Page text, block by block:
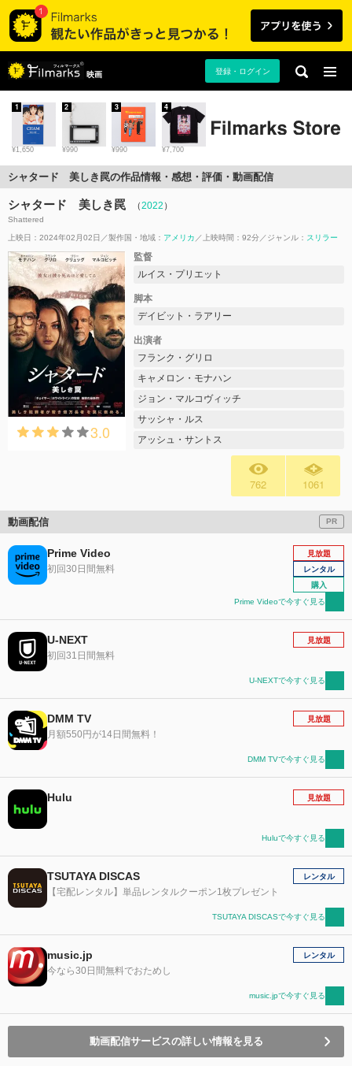
映画 登録・ログイン
¥1,650
1
¥990
2
¥990
3
¥7,700
4
シャタード 美しき罠の作品情報・感想・評価・動画配信
シャタード 美しき罠 （2022 ）
Shattered
上映日：2024年02月02日 製作国・地域： アメリカ 上映時間：92分 ジャンル： スリラー
3.0
監督
ルイス・プリエット
脚本
デイビット・ラアリー
出演者
フランク・グリロ
キャメロン・モナハン
ジョン・マルコヴィッチ
サッシャ・ルス
アッシュ・サントス
762 1061
動画配信 PR
Prime Video
初回30日間無料
見放題
レンタル
購入
Prime Videoで今すぐ見る
U-NEXT
初回31日間無料
見放題
U-NEXTで今すぐ見る
DMM TV
月額550円が14日間無料！
見放題
DMM TVで今すぐ見る
Hulu 見放題
Huluで今すぐ見る
TSUTAYA DISCAS
【宅配レンタル】単品レンタルクーポン1枚プレゼント
レンタル
TSUTAYA DISCASで今すぐ見る
music.jp
今なら30日間無料でおためし
レンタル
music.jpで今すぐ見る
動画配信サービスの詳しい情報を見る